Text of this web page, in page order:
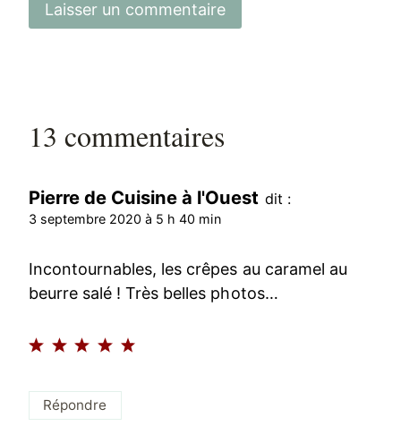
13 commentaires
Pierre de Cuisine à l'Ouest dit :
3 septembre 2020 à 5 h 40 min
Incontournables, les crêpes au caramel au
beurre salé ! Très belles photos…
Répondre